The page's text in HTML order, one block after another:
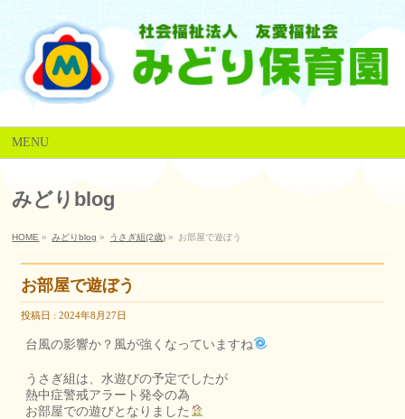
MENU
みどりblog
HOME » みどりblog » うさぎ組(2歳) » お部屋で遊ぼう
お部屋で遊ぼう
投稿日 : 2024年8月27日
台風の影響か？風が強くなっていますね
うさぎ組は、水遊びの予定でしたが
熱中症警戒アラート発令の為
お部屋での遊びとなりました